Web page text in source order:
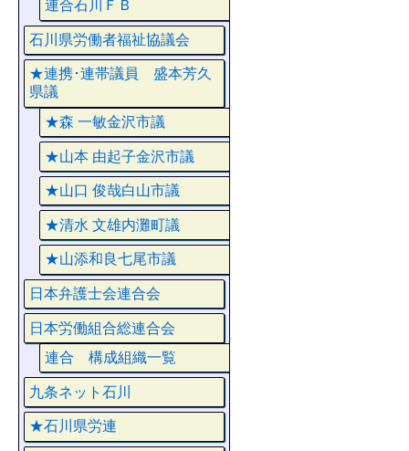
連合石川ＦＢ
石川県労働者福祉協議会
★連携･連帯議員 盛本芳久
県議
★森 一敏金沢市議
★山本 由起子金沢市議
★山口 俊哉白山市議
★清水 文雄内灘町議
★山添和良七尾市議
日本弁護士会連合会
日本労働組合総連合会
連合 構成組織一覧
九条ネット石川
★石川県労連